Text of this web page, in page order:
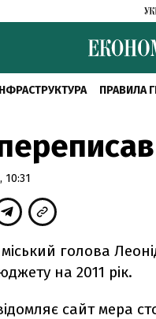
ПРАВИЛА
10:31
голова
на 2011 рік.
сайт мера